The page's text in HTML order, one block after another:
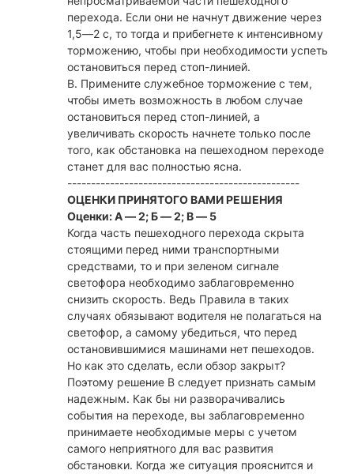
перехода. Если они не начнут движение через
1,5—2 с, то тогда и прибегнете к интенсивному
торможению, чтобы при необходимости успеть
остановиться перед стоп-линией.
В. Примените служебное торможение с тем,
чтобы иметь возможность в любом случае
остановиться перед стоп-линией, а
увеличивать скорость начнете только после
того, как обстановка на пешеходном переходе
станет для вас полностью ясна.
-------------------------------------------------
ОЦЕНКИ ПРИНЯТОГО ВАМИ РЕШЕНИЯ
Оценки: А — 2; Б — 2; В — 5
Когда часть пешеходного перехода скрыта
стоящими перед ними транспортными
средствами, то и при зеленом сигнале
светофора необходимо заблаговременно
снизить скорость. Ведь Правила в таких
случаях обязывают водителя не полагаться на
светофор, а самому убедиться, что перед
остановившимися машинами нет пешеходов.
Но как это сделать, если обзор закрыт?
Поэтому решение В следует признать самым
надежным. Как бы ни разворачивались
события на переходе, вы заблаговременно
принимаете необходимые меры с учетом
самого неприятного для вас развития
обстановки. Когда же ситуация прояснится и